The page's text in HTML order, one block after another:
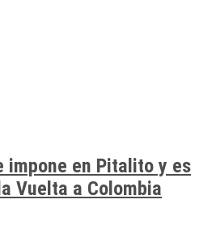
impone en Pitalito y es
Vuelta a Colombia